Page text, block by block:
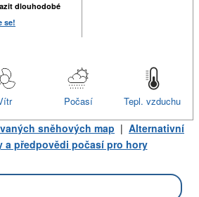
dlouhodobé
se!
Tepl. vzduchu
Počasí
sněhových map | Alternativní
a předpovědi počasí pro hory